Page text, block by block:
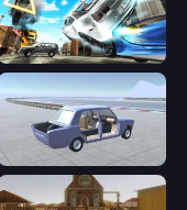
Real Drift World
Car Tuning Simulator